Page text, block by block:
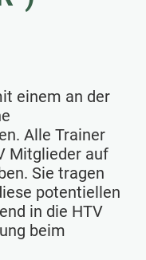
einem an der
Alle Trainer
Mitglieder auf
Sie tragen
potentiellen
in die HTV
beim